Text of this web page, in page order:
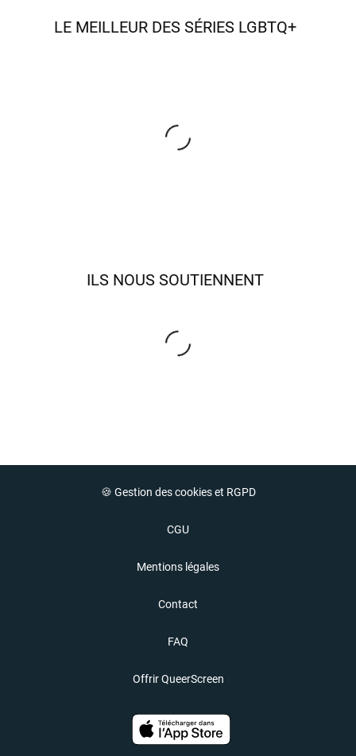
LE MEILLEUR DES SÉRIES LGBTQ+
ILS NOUS SOUTIENNENT
🍪 Gestion des cookies et RGPD
CGU
Mentions légales
Contact
FAQ
Offrir QueerScreen